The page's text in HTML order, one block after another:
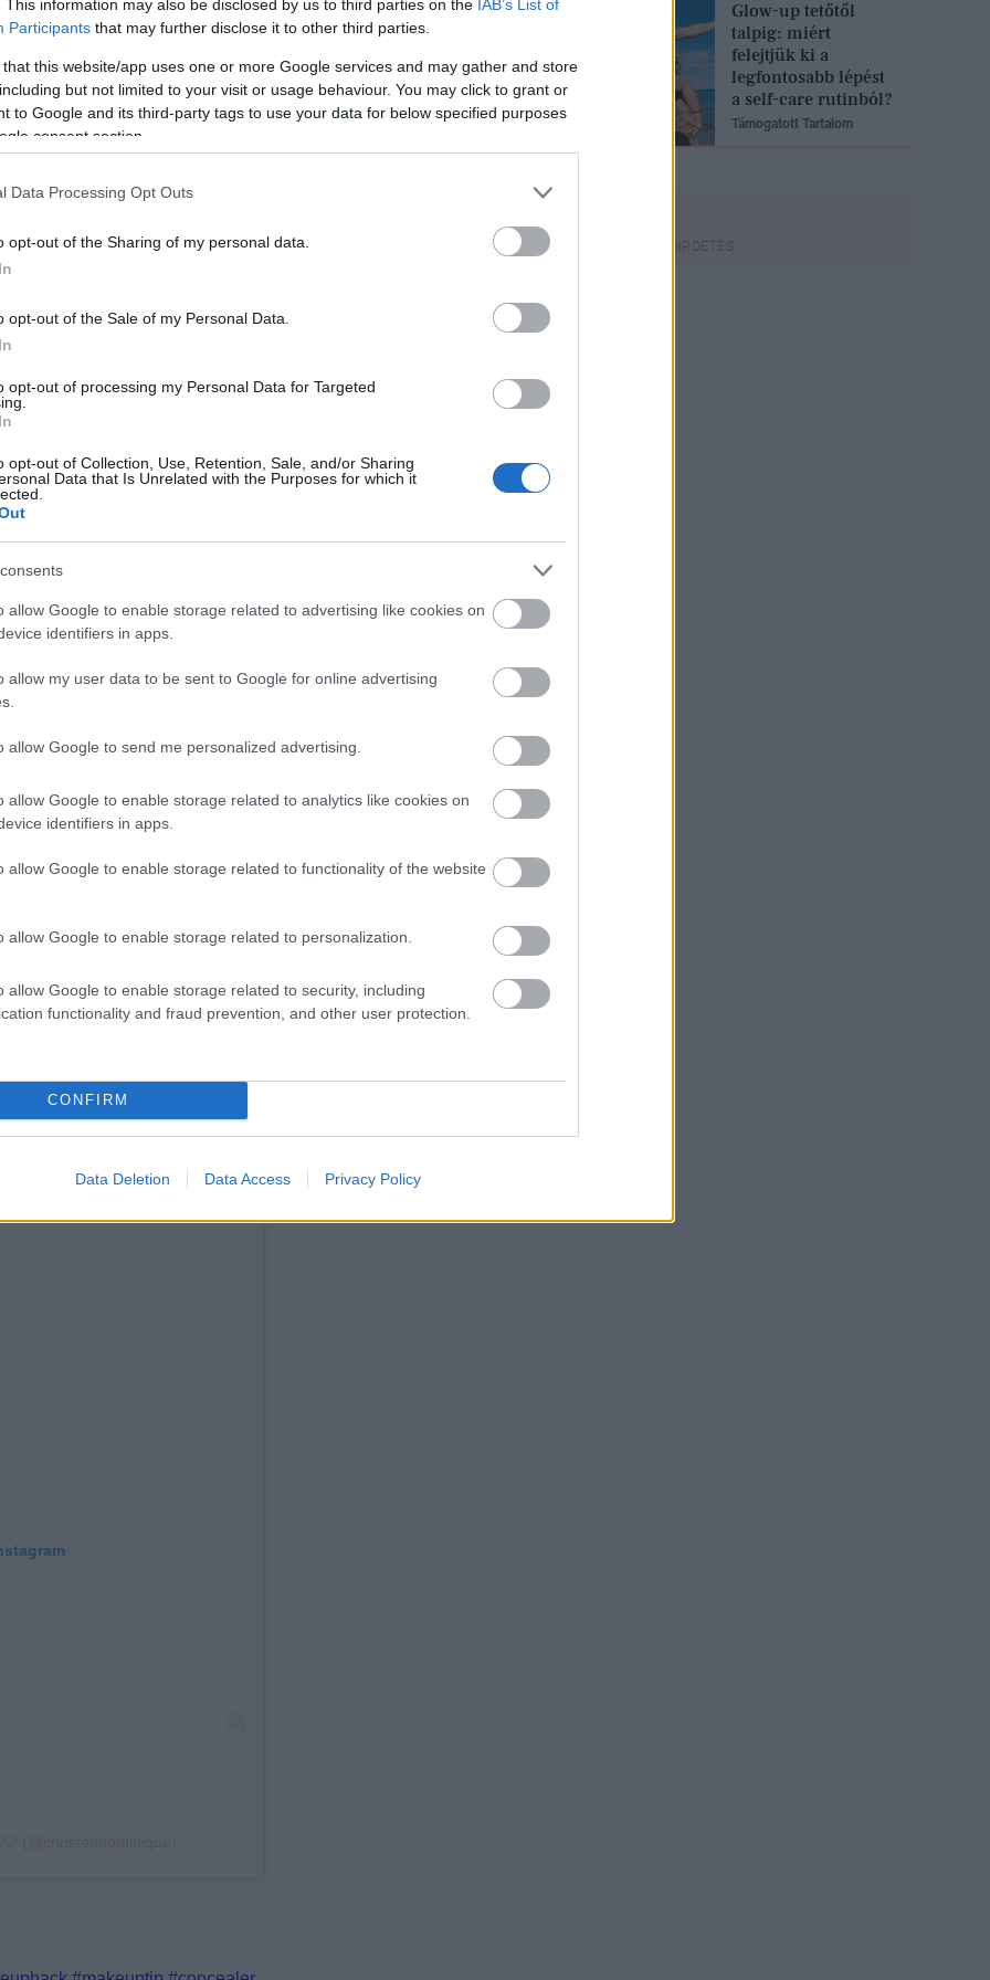
This information may also be disclosed by us to third parties on the IAB’s List of
Participants that may further disclose it to other third parties.
that this website/app uses one or more Google services and may gather and store
but not limited to your visit or usage behaviour. You may click to grant or
to Google and its third-party tags to use your data for below specified purposes
consent section.
Data Processing Opt Outs
opt-out of the Sharing of my personal data.
opt-out of the Sale of my Personal Data.
opt-out of processing my Personal Data for Targeted
opt-out of Collection, Use, Retention, Sale, and/or Sharing
Data that Is Unrelated with the Purposes for which it
allow Google to enable storage related to advertising like cookies on
identifiers in apps.
allow my user data to be sent to Google for online advertising
allow Google to send me personalized advertising.
allow Google to enable storage related to analytics like cookies on
identifiers in apps.
allow Google to enable storage related to functionality of the website
allow Google to enable storage related to personalization.
allow Google to enable storage related to security, including
functionality and fraud prevention, and other user protection.
CONFIRM
Data Deletion Data Access Privacy Policy
Zseniális
sminktrükkök, amikkel
bombabiztosan
pattanásokat
vidd fel a szemkörnyékedre, hogy
a smink tartósságának kulcsa nem
egymásra rétegezzük. Olyan ez,
teszel valamilyen
egymásra tett sorok egyszerűen
teljesen sima, nem olyan, mintha
bőrön lehetnek olyan pici ráncok,
a korrektort, és mondjuk
Tehát közvetlenül a szem alatti
annyira egyszerű a kívánt
hogy
végű ecsetet (ez azért fontos, hogy
az alsó szempillatőnél
a felületre applikálja a púdert.
tűnik, mindenkinél beválik, aki
egységesebb bőrfelületet
ahova egyébként nem
Glow-up tetőtől
talpig: miért
felejtjük ki a
legfontosabb lépést
a self-care rutinból?
Támogatott Tartalom